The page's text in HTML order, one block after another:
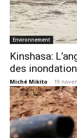
Environnement
Kinshasa:
des
Miché Mikito - 19